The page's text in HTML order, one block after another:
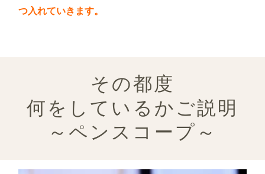
つ入れていきます。
その都度
何をしているかご説明
～ペンスコープ～